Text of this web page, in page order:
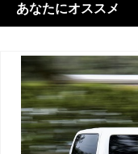
あなたにオススメ